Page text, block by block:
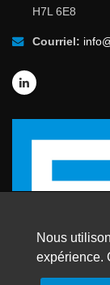
H7L 6E8
Courriel:
Nous
expérience.